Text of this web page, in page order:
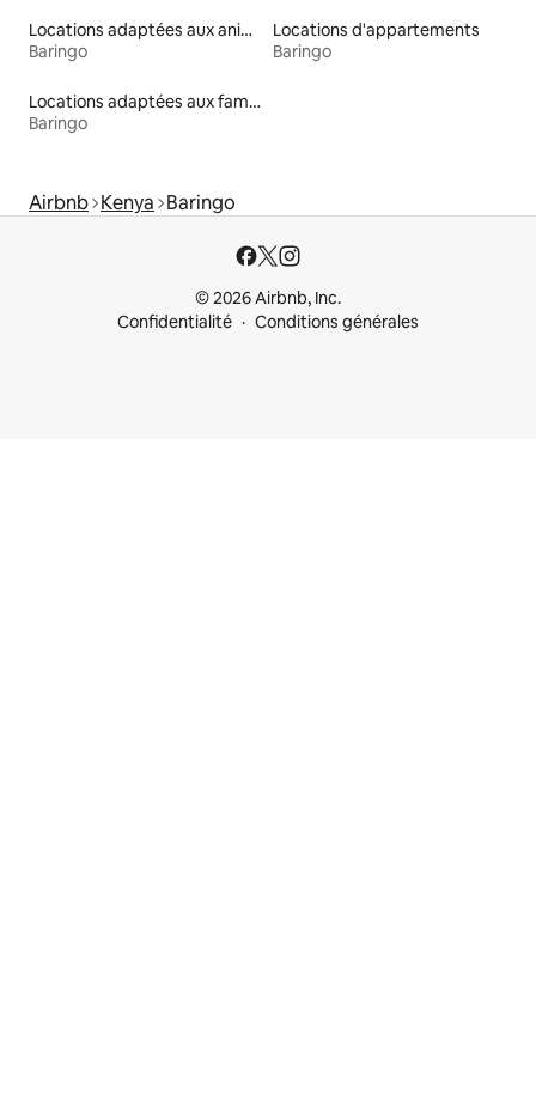
Locations adaptées aux animaux
Baringo
Locations d'appartements
Baringo
Locations adaptées aux familles
Baringo
Airbnb Kenya Baringo
© 2026 Airbnb, Inc.
Confidentialité
Conditions générales